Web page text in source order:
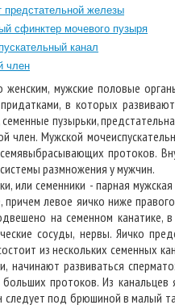
предстательной железы
сфинктер мочевого пузыря
канал
член
мужские половые
в которых
семенные пузырьки,
член. Мужской
протоков.
размножения у мужчин.
семенники - парная мужская
причем левое яичко ниже
на семенном канатике,
сосуды, нервы. Яичко
из нескольких семенных
начинают развиваться
протоков. Из
следует под брюшиной в малый